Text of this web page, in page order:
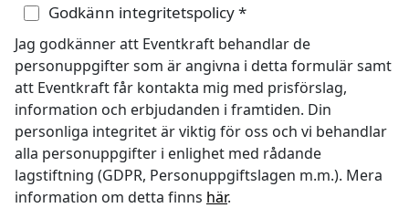
Godkänn integritetspolicy*
Jag godkänner att Eventkraft behandlar de
personuppgifter som är angivna i detta formulär samt
att Eventkraft får kontakta mig med prisförslag,
information och erbjudanden i framtiden. Din
personliga integritet är viktig för oss och vi behandlar
alla personuppgifter i enlighet med rådande
lagstiftning (GDPR, Personuppgiftslagen m.m.). Mera
information om detta finns här.